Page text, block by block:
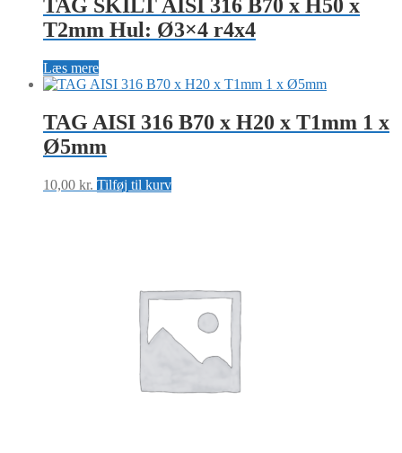
TAG SKILT AISI 316 B70 x H50 x
T2mm Hul: Ø3×4 r4x4
Læs mere
TAG AISI 316 B70 x H20 x T1mm 1 x
Ø5mm
10,00 kr. Tilføj til kurv